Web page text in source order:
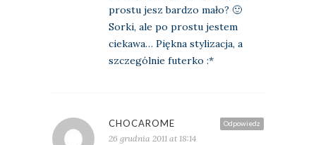
prostu jesz bardzo mało? 🙂
Sorki, ale po prostu jestem
ciekawa… Piękna stylizacja, a
szczególnie futerko :*
Odpowiedz
CHOCAROME
26 grudnia 2011 at 18:14